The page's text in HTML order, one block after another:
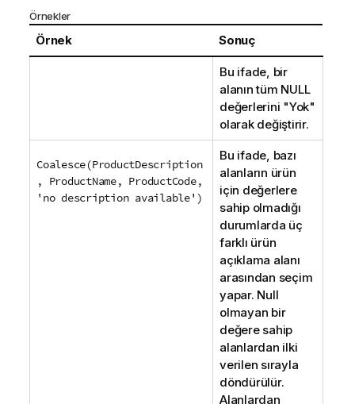
Örnekler
Örnek Sonuç
Bu ifade, bir
alanın tüm NULL
değerlerini "Yok"
olarak değiştirir.
Coalesce(ProductDescription
, ProductName, ProductCode,
'no description available')
Bu ifade, bazı
alanların ürün
için değerlere
sahip olmadığı
durumlarda üç
farklı ürün
açıklama alanı
arasından seçim
yapar. Null
olmayan bir
değere sahip
alanlardan ilki
verilen sırayla
döndürülür.
Alanlardan